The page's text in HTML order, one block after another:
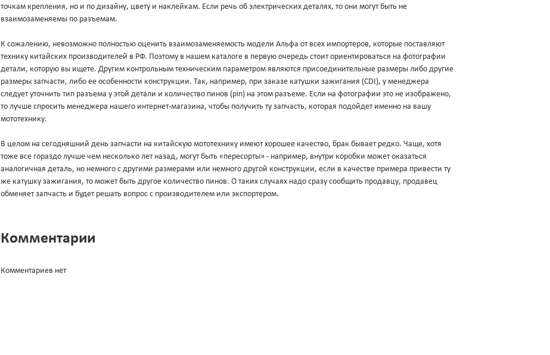
точкам крепления, но и по дизайну, цвету и наклейкам. Если речь об электрических деталях, то они могут быть не
взаимозаменяемы по разъемам.
К сожалению, невозможно полностью оценить взаимозаменяемость модели Альфа от всех импортеров, которые поставляют
технику китайских производителей в РФ. Поэтому в нашем каталоге в первую очередь стоит ориентироваться на фотографии
детали, которую вы ищете. Другим контрольным техническим параметром являются присоединительные размеры либо другие
размеры запчасти, либо ее особенности конструкции. Так, например, при заказе катушки зажигания (CDI), у менеджера
следует уточнить тип разъема у этой детали и количество пинов (pin) на этом разъеме. Если на фотографии это не изображено,
то лучше спросить менеджера нашего интернет-магазина, чтобы получить ту запчасть, которая подойдет именно на вашу
мототехнику.
В целом на сегодняшний день запчасти на китайскую мототехнику имеют хорошее качество, брак бывает редко. Чаще, хотя
тоже все гораздо лучше чем несколько лет назад, могут быть «пересорты» - например, внутри коробки может оказаться
аналогичная деталь, но немного с другими размерами или немного другой конструкции, если в качестве примера привести ту
же катушку зажигания, то может быть другое количество пинов. О таких случаях надо сразу сообщить продавцу, продавец
обменяет запчасть и будет решать вопрос с производителем или экспортером.
Комментарии
Комментариев нет